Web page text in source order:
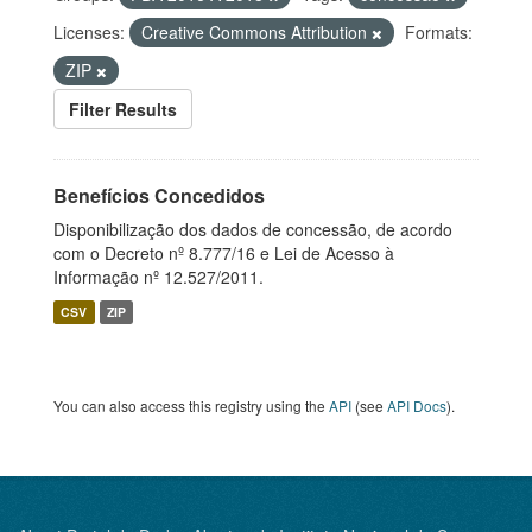
Licenses:
Creative Commons Attribution
Formats:
ZIP
Filter Results
Benefícios Concedidos
Disponibilização dos dados de concessão, de acordo
com o Decreto nº 8.777/16 e Lei de Acesso à
Informação nº 12.527/2011.
CSV ZIP
You can also access this registry using the API (see API Docs).